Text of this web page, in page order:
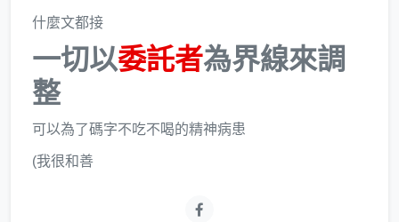
什麼文都接
一切以委託者為界線來調
整
可以為了碼字不吃不喝的精神病患
(我很和善